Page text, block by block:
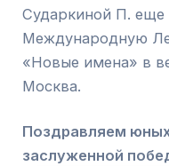
Сударкиной П. еще
Международную
«Новые имена» в
Москва.
Поздравляем
заслуженной